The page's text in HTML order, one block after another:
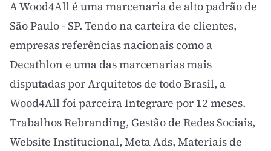
A Wood4All é uma marcenaria de alto padrão de
São Paulo - SP. Tendo na carteira de clientes,
empresas referências nacionais como a
Decathlon e uma das marcenarias mais
disputadas por Arquitetos de todo Brasil, a
Wood4All foi parceira Integrare por 12 meses.
Trabalhos Rebranding, Gestão de Redes Sociais,
Website Institucional, Meta Ads, Materiais de